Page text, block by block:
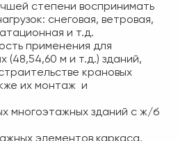
степени воспринимать
снеговая, ветровая,
и т.д.
применения для
(48,54,60 м и т.д.) зданий,
крановых
их монтаж и
многоэтажных зданий с ж/б